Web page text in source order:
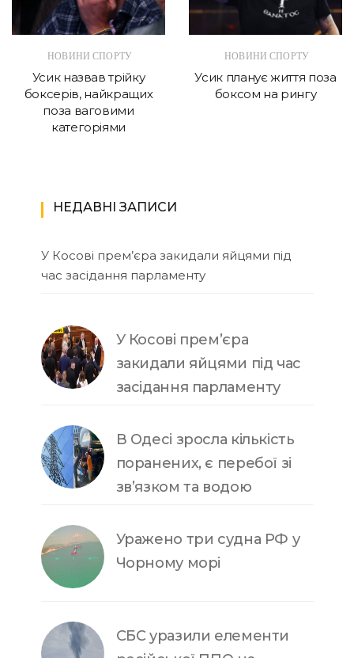
НОВИНИ СПОРТУ
Усик назвав трійку
боксерів, найкращих
поза ваговими
категоріями
НОВИНИ СПОРТУ
Усик планує життя поза
боксом на рингу
НЕДАВНІ ЗАПИСИ
У Косові прем’єра закидали яйцями під
час засідання парламенту
У Косові прем’єра
закидали яйцями під час
засідання парламенту
В Одесі зросла кількість
поранених, є перебої зі
зв’язком та водою
Уражено три судна РФ у
Чорному морі
СБС уразили елементи